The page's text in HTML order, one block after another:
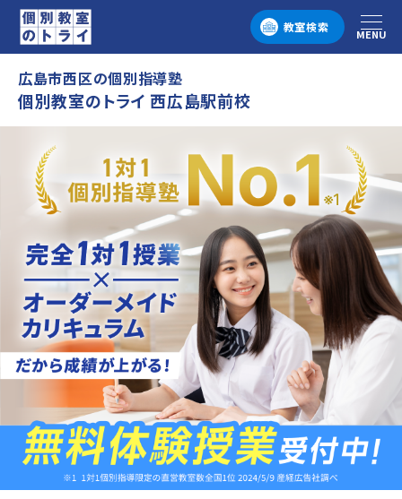
教室検索
メニュー
MENU
広島市西区の個別指導塾
個別教室のトライ 西広島駅前校